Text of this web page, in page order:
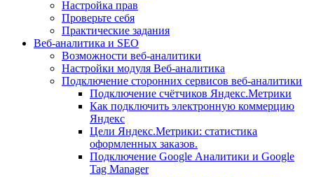
Настройка прав
Проверьте себя
Практические задания
Веб-аналитика и SEO
Возможности веб-аналитики
Настройки модуля Веб-аналитика
Подключение сторонних сервисов веб-аналитики
Подключение счётчиков Яндекс.Метрики
Как подключить электронную коммерцию
Яндекс
Цели Яндекс.Метрики: статистика
оформленных заказов.
Подключение Google Аналитики и Google
Tag Manager